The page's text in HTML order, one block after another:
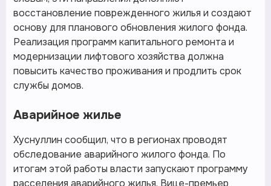
восстановление поврежденного жилья и создают
основу для планового обновления жилого фонда.
Реализация программ капитального ремонта и
модернизации лифтового хозяйства должна
повысить качество проживания и продлить срок
службы домов.
Аварийное жилье
Хуснуллин сообщил, что в регионах проводят
обследование аварийного жилого фонда. По
итогам этой работы власти запускают программу